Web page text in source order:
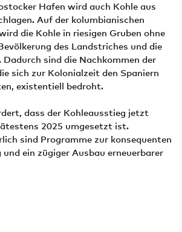
Hafen wird auch Kohle aus
Auf der kolumbianischen
die Kohle in riesigen Gruben ohne
des Landstriches und die
sind die Nachkommen der
sich zur Kolonialzeit den Spaniern
existentiell bedroht.
dass der Kohleausstieg jetzt
2025 umgesetzt ist.
sind Programme zur konsequenten
und ein zügiger Ausbau erneuerbarer